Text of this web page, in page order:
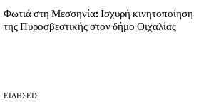
Φωτιά στη Μεσσηνία: Ισχυρή κινητοποίηση
της Πυροσβεστικής στον δήμο Οιχαλίας
ΕΙΔΗΣΕΙΣ